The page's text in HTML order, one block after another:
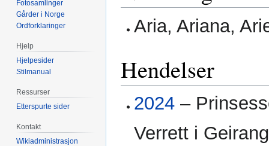
Aria, Ariana,
Hendelser
2024 –
Verrett i
Fotosamlinger
Gårder i Norge
Ordforklaringer
Hjelp
Hjelpesider
Stilmanual
Ressurser
Etterspurte sider
Kontakt
Wikiadministrasjon